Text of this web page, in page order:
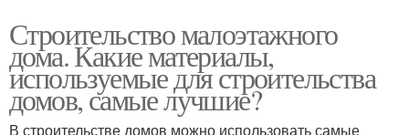
Строительство малоэтажного
дома. Какие материалы,
используемые для строительства
домов, самые лучшие?
В строительстве домов можно использовать самые